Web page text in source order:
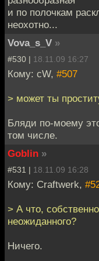
и по полочкам
неохотно...
Vova_s_V »
#530 | 18.11.09 16:27
Кому: cW, #507
> может ты
Бляди по-моему
том числе.
Goblin »
#531 | 18.11.09 16:28
Кому: Craftwerk,
> А что,
неожиданного?
Ничего.